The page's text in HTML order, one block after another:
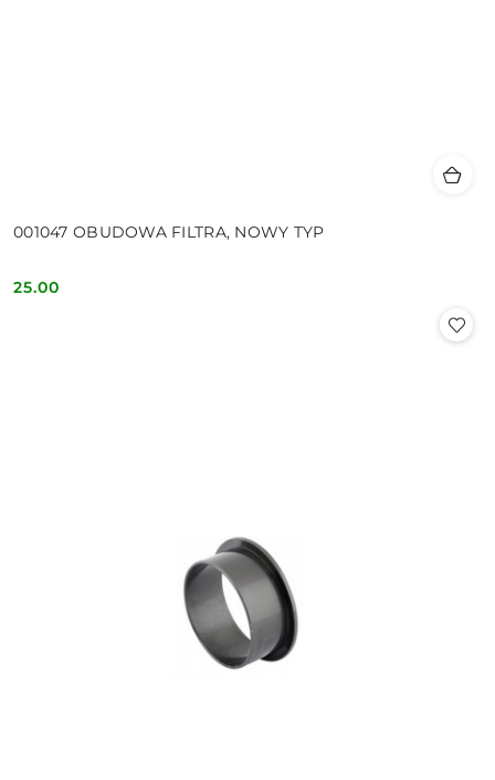
001047 OBUDOWA FILTRA, NOWY TYP
Cena:
25.00